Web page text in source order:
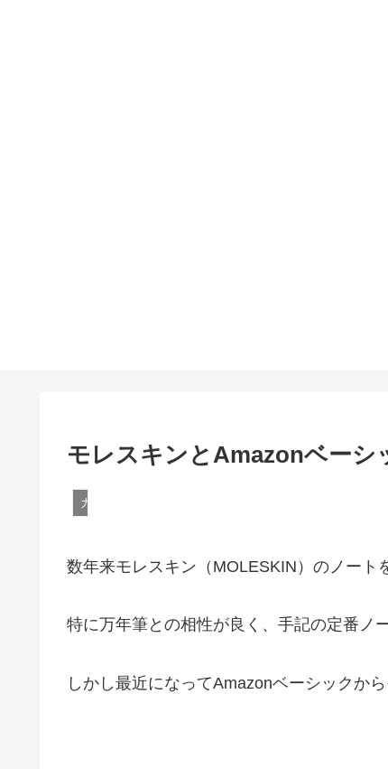
モレスキンとAmazonベーシ
ガジェット
数年来モレスキン（MOLESKIN）のノート
特に万年筆との相性が良く、手記の定番ノ
しかし最近になってAmazonベーシックか